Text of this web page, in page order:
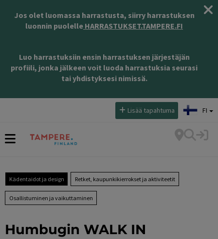
Jos olet luomassa harrastusta, siirry harrastuksen
luonnin puolelle HARRASTUKSET.TAMPERE.FI
Luo harrastuksiin ensin harrastuksen järjestäjän
profiili, jonka jälkeen voit luoda harrastuksia seurasi
tai yhdistyksesi nimissä.
Lisää tapahtuma FI
Kädentaidot ja design Retket, kaupunkikierrokset ja aktiviteetit
Osallistuminen ja vaikuttaminen
Humbugin WALK IN